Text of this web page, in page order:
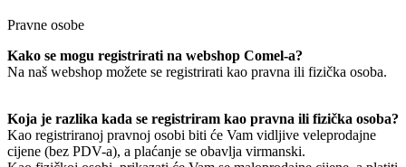
Pravne osobe
Kako se mogu registrirati na webshop Comel-a?
Na naš webshop možete se registrirati kao pravna ili fizička osoba.
Koja je razlika kada se registriram kao pravna ili fizička osoba?
Kao registriranoj pravnoj osobi biti će Vam vidljive veleprodajne
cijene (bez PDV-a), a plaćanje se obavlja virmanski.